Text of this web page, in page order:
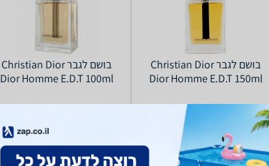
בושם לגבר Christian Dior
Dior Homme E.D.T 150ml
החל מ- 495
השוואת מחירים
בושם לגבר Christian Dior
Dior Homme E.D.T 100ml
409
השוואת מחירים